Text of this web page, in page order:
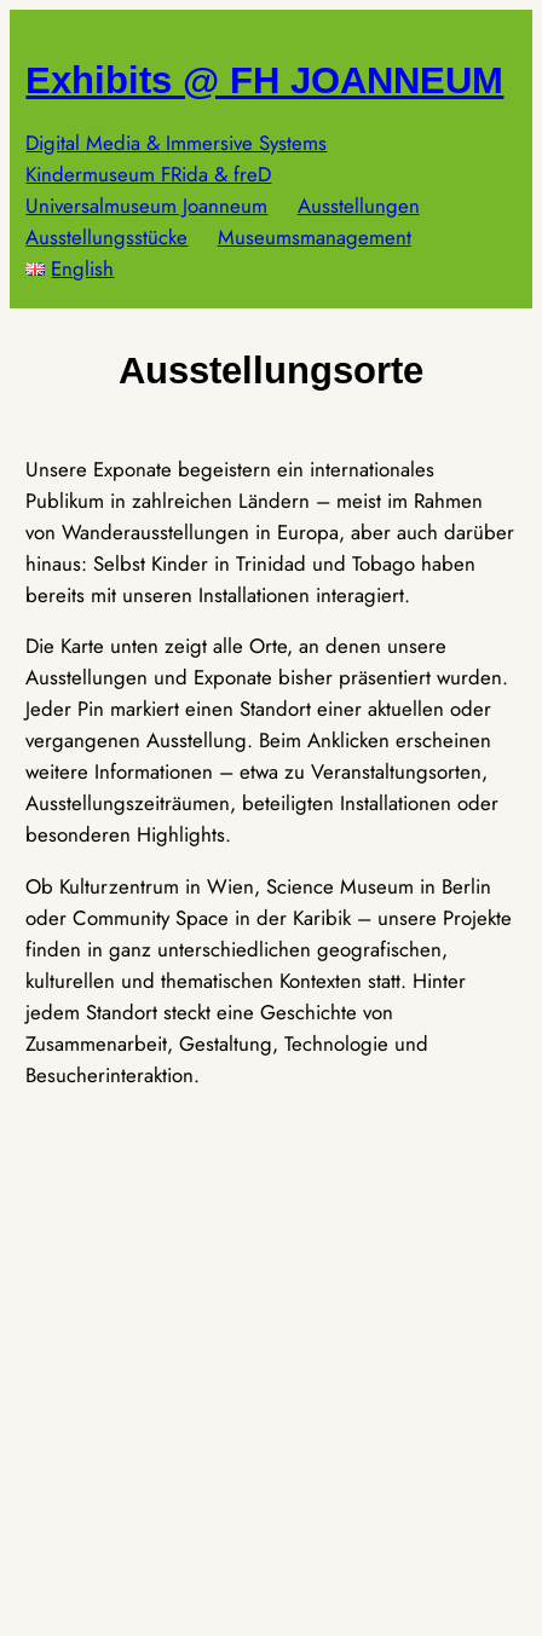
springen
Exhibits @ FH JOANNEUM
Digital Media & Immersive Systems
Kindermuseum FRida & freD
Universalmuseum Joanneum
Ausstellungen
Ausstellungsstücke
Museumsmanagement
English
Ausstellungsorte
Unsere Exponate begeistern ein internationales
Publikum in zahlreichen Ländern – meist im Rahmen
von Wanderausstellungen in Europa, aber auch darüber
hinaus: Selbst Kinder in Trinidad und Tobago haben
bereits mit unseren Installationen interagiert.
Die Karte unten zeigt alle Orte, an denen unsere
Ausstellungen und Exponate bisher präsentiert wurden.
Jeder Pin markiert einen Standort einer aktuellen oder
vergangenen Ausstellung. Beim Anklicken erscheinen
weitere Informationen – etwa zu Veranstaltungsorten,
Ausstellungszeiträumen, beteiligten Installationen oder
besonderen Highlights.
Ob Kulturzentrum in Wien, Science Museum in Berlin
oder Community Space in der Karibik – unsere Projekte
finden in ganz unterschiedlichen geografischen,
kulturellen und thematischen Kontexten statt. Hinter
jedem Standort steckt eine Geschichte von
Zusammenarbeit, Gestaltung, Technologie und
Besucherinteraktion.